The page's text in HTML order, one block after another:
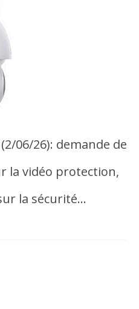
06/26): demande de
la vidéo protection,
la sécurité…